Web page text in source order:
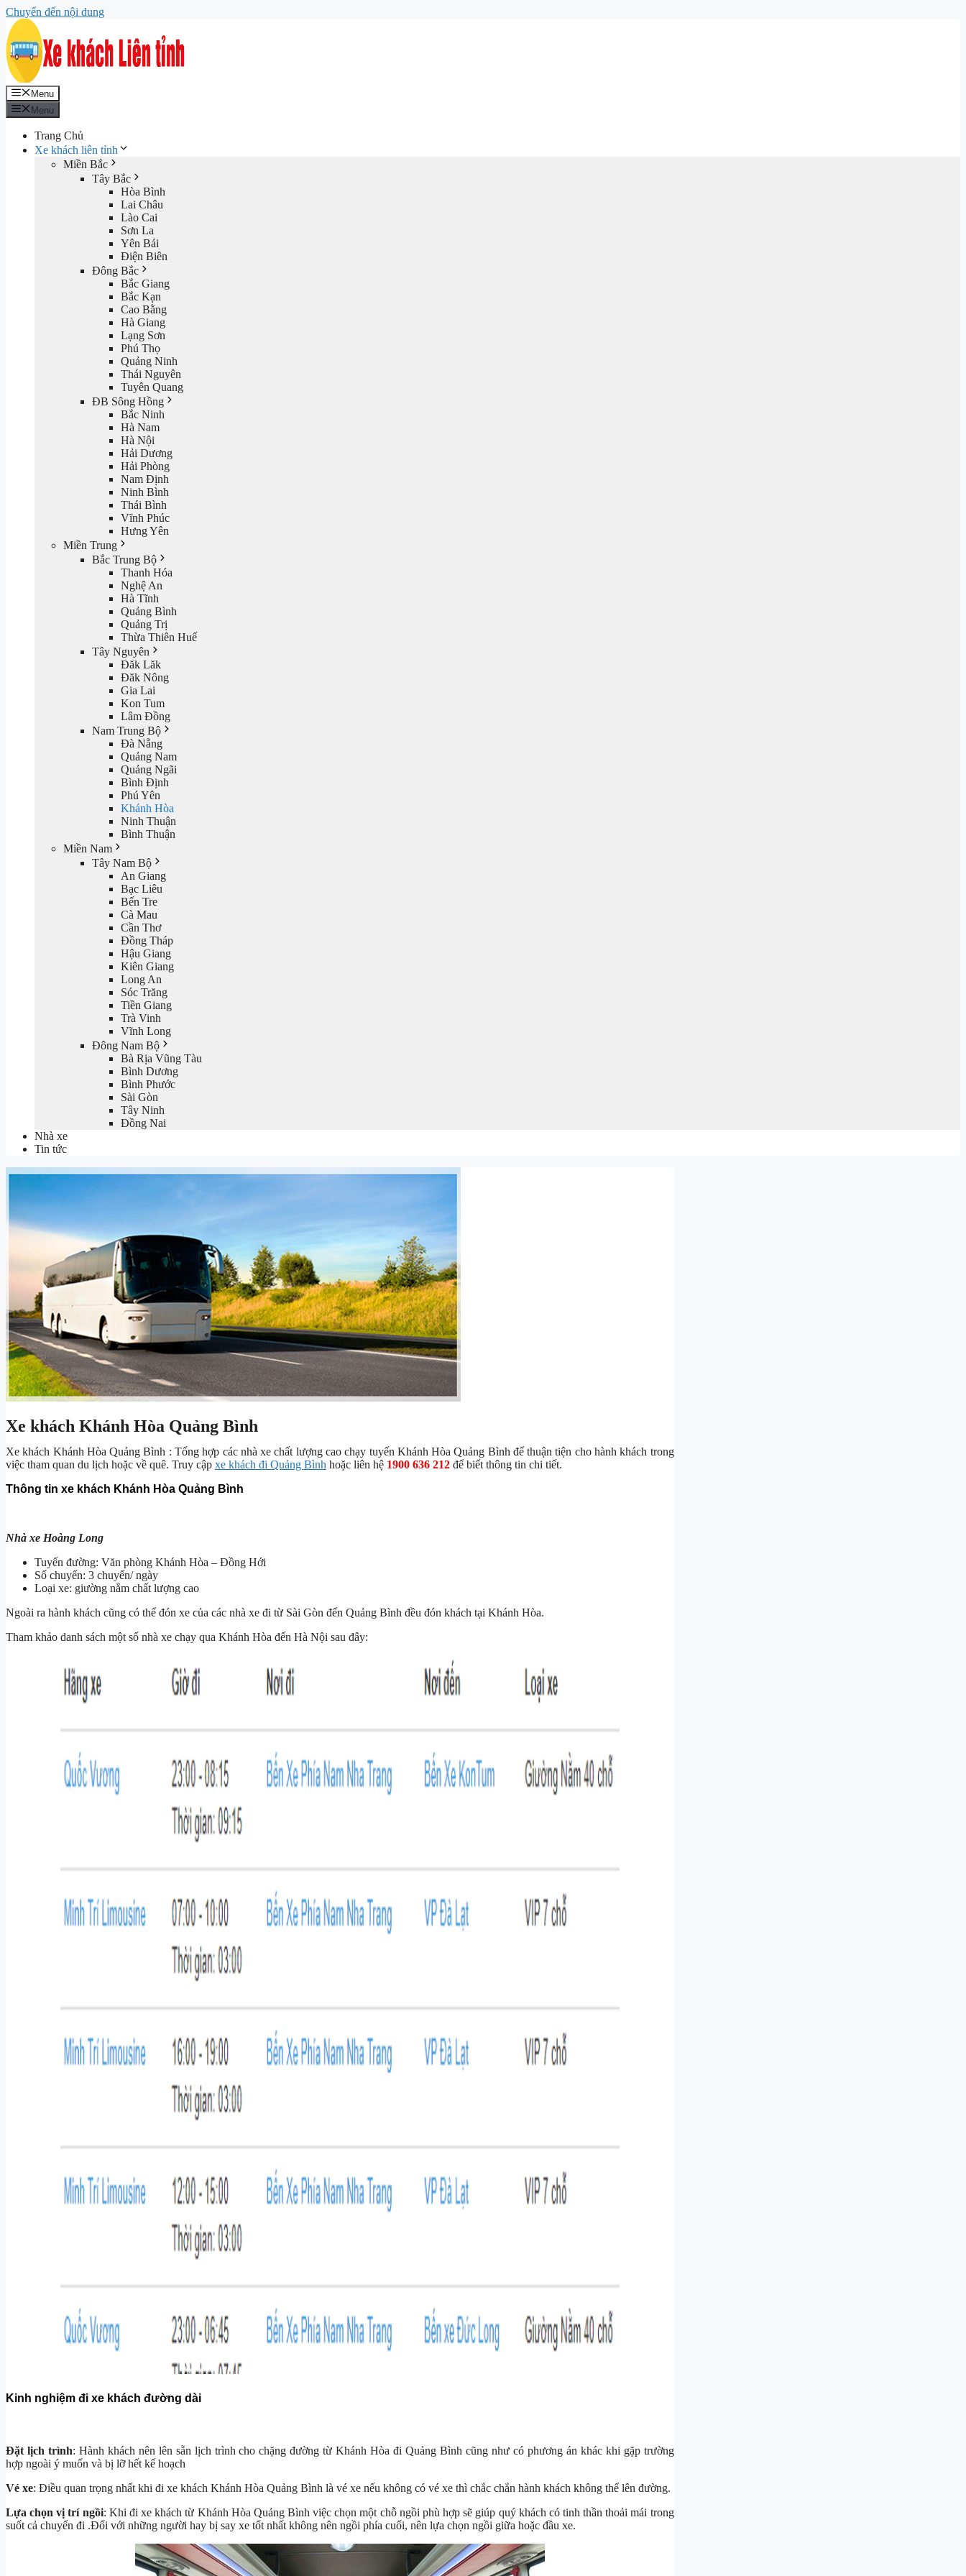
Chuyển đến nội dung
Menu
Menu
Trang Chủ
Xe khách liên tỉnh
Miền Bắc
Tây Bắc
Hòa Bình
Lai Châu
Lào Cai
Sơn La
Yên Bái
Điện Biên
Đông Bắc
Bắc Giang
Bắc Kạn
Cao Bằng
Hà Giang
Lạng Sơn
Phú Thọ
Quảng Ninh
Thái Nguyên
Tuyên Quang
ĐB Sông Hồng
Bắc Ninh
Hà Nam
Hà Nội
Hải Dương
Hải Phòng
Nam Định
Ninh Bình
Thái Bình
Vĩnh Phúc
Hưng Yên
Miền Trung
Bắc Trung Bộ
Thanh Hóa
Nghệ An
Hà Tĩnh
Quảng Bình
Quảng Trị
Thừa Thiên Huế
Tây Nguyên
Đăk Lăk
Đăk Nông
Gia Lai
Kon Tum
Lâm Đồng
Nam Trung Bộ
Đà Nẵng
Quảng Nam
Quảng Ngãi
Bình Định
Phú Yên
Khánh Hòa
Ninh Thuận
Bình Thuận
Miền Nam
Tây Nam Bộ
An Giang
Bạc Liêu
Bến Tre
Cà Mau
Cần Thơ
Đồng Tháp
Hậu Giang
Kiên Giang
Long An
Sóc Trăng
Tiền Giang
Trà Vinh
Vĩnh Long
Đông Nam Bộ
Bà Rịa Vũng Tàu
Bình Dương
Bình Phước
Sài Gòn
Tây Ninh
Đồng Nai
Nhà xe
Tin tức
Xe khách Khánh Hòa Quảng Bình
Xe khách Khánh Hòa Quảng Bình : Tổng hợp các nhà xe chất lượng cao chạy tuyến Khánh Hòa Quảng Bình để thuận tiện cho hành khách trong
việc tham quan du lịch hoặc về quê. Truy cập xe khách đi Quảng Bình hoặc liên hệ 1900 636 212 để biết thông tin chi tiết.
Thông tin xe khách Khánh Hòa Quảng Bình
Nhà xe Hoàng Long
Tuyến đường: Văn phòng Khánh Hòa – Đồng Hới
Số chuyến: 3 chuyến/ ngày
Loại xe: giường nằm chất lượng cao
Ngoài ra hành khách cũng có thể đón xe của các nhà xe đi từ Sài Gòn đến Quảng Bình đều đón khách tại Khánh Hòa.
Tham khảo danh sách một số nhà xe chạy qua Khánh Hòa đến Hà Nội sau đây:
Kinh nghiệm đi xe khách đường dài
Đặt lịch trình: Hành khách nên lên sẵn lịch trình cho chặng đường từ Khánh Hòa đi Quảng Bình cũng như có phương án khác khi gặp trường
hợp ngoài ý muốn và bị lỡ hết kế hoạch
Vé xe: Điều quan trọng nhất khi đi xe khách Khánh Hòa Quảng Bình là vé xe nếu không có vé xe thì chắc chắn hành khách không thể lên đường.
Lựa chọn vị trí ngồi: Khi đi xe khách từ Khánh Hòa Quảng Bình việc chọn một chỗ ngồi phù hợp sẽ giúp quý khách có tinh thần thoải mái trong
suốt cả chuyến đi .Đối với những người hay bị say xe tốt nhất không nên ngồi phía cuối, nên lựa chọn ngồi giữa hoặc đầu xe.